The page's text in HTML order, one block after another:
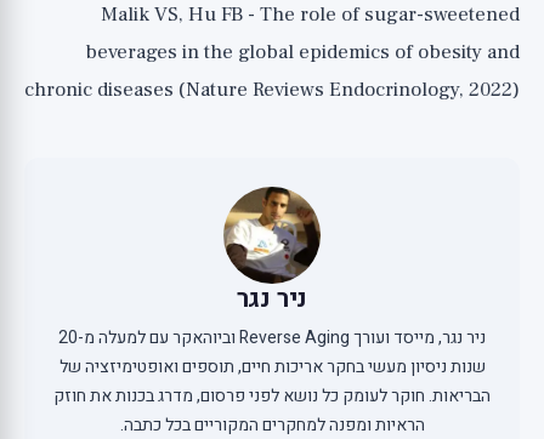
Malik VS, Hu FB - The role of sugar-sweetened
beverages in the global epidemics of obesity and
chronic diseases (Nature Reviews Endocrinology, 2022)
ניר נגר
ניר נגר, מייסד ועורך Reverse Aging וביוהאקר עם למעלה מ-20
שנות ניסיון מעשי בחקר אריכות חיים, תוספים ואופטימיזציה של
הבריאות. חוקר לעומק כל נושא לפני פרסום, מדרג בכנות את חוזק
הראיות ומפנה למחקרים המקוריים בכל כתבה.